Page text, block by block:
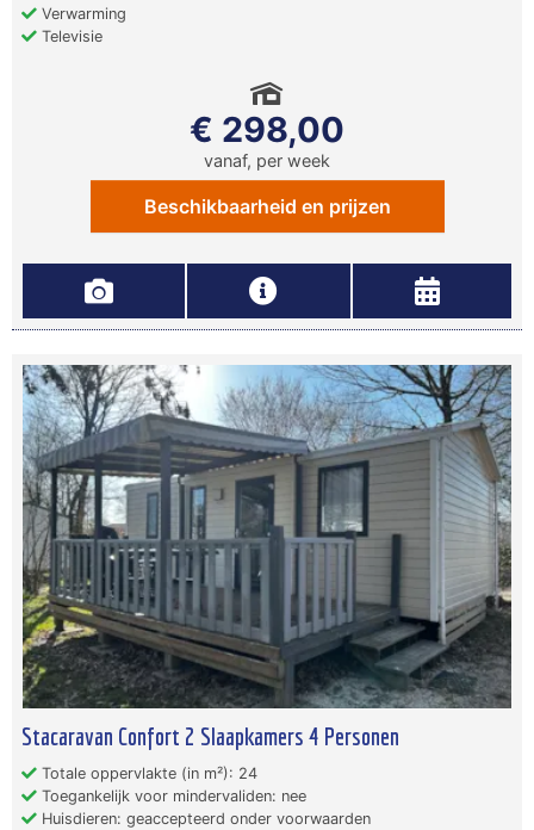
Verwarming
Televisie
€ 298,00
vanaf, per week
Beschikbaarheid en prijzen
Stacaravan Confort 2 Slaapkamers 4 Personen
Totale oppervlakte (in m²): 24
Toegankelijk voor mindervaliden: nee
Huisdieren: geaccepteerd onder voorwaarden